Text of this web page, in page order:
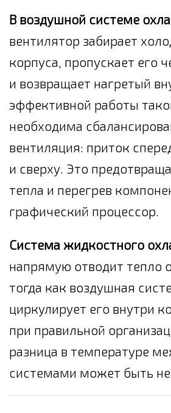
В воздушной системе
вентилятор забирает
корпуса, пропускает его
и возвращает нагретый
эффективной работы
необходима
вентиляция: приток
и сверху. Это
тепла и перегрев
графический процессор.
Система жидкостного
напрямую отводит тепло
тогда как воздушная
циркулирует его внутри
при правильной
разница в температуре
системами может быть